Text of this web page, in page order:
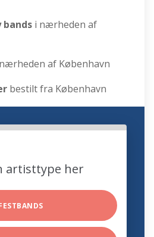
bands i nærheden af
af København
bestilt fra København
artisttype her